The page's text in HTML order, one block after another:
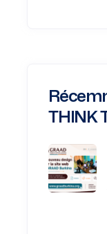
THINK